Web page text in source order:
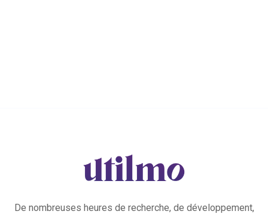
De nombreuses heures de recherche, de développement,